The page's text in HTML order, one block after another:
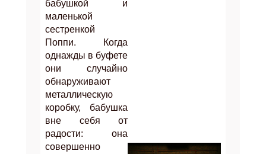
бабушкой и
маленькой
сестренкой
Поппи. Когда
однажды в буфете
они случайно
обнаруживают
металлическую
коробку, бабушка
вне себя от
радости: она
совершенно